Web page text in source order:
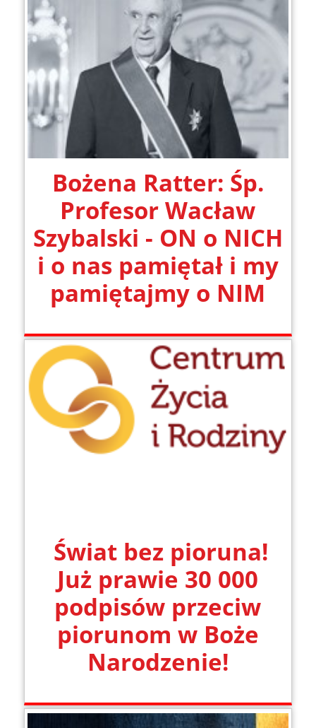
Bożena Ratter: Śp.
Profesor Wacław
Szybalski - ON o NICH
i o nas pamiętał i my
pamiętajmy o NIM
Świat bez pioruna!
Już prawie 30 000
podpisów przeciw
piorunom w Boże
Narodzenie!